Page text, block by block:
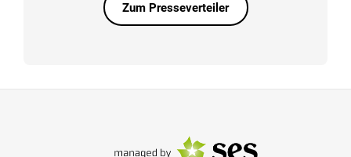
Zum Presseverteiler